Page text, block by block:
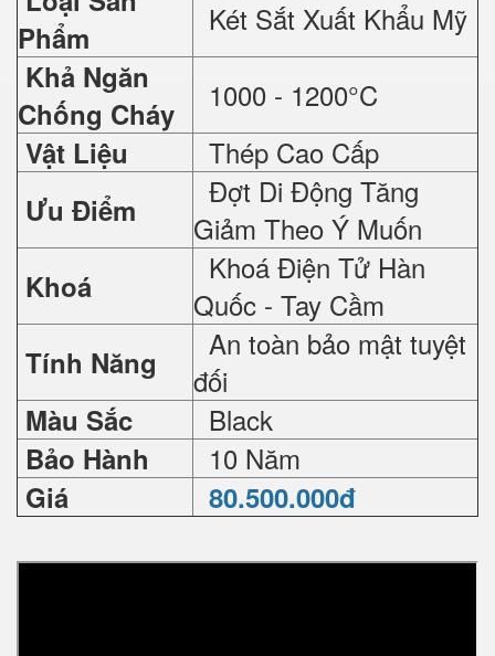
Phẩm
Két Sắt Xuất Khẩu Mỹ
Khả Ngăn
Chống Cháy
1000 - 1200°C
Vật Liệu Thép Cao Cấp
Ưu Điểm
Đợt Di Động Tăng
Giảm Theo Ý Muốn
Khoá
Khoá Điện Tử Hàn
Quốc - Tay Cầm
Tính Năng
An toàn bảo mật tuyệt
đối
Màu Sắc Black
Bảo Hành 10 Năm
Giá 80.500.000đ